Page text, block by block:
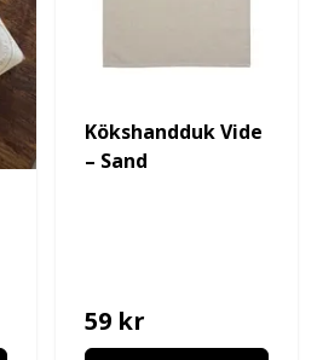
Kökshandduk Vide
– Sand
59 kr